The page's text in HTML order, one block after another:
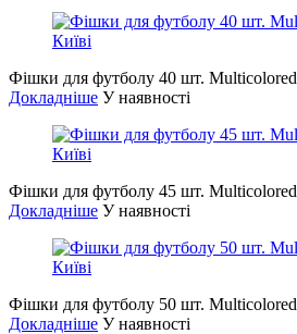
Фішки для футболу 40 шт. Multicolored
Докладніше У наявності
Фішки для футболу 45 шт. Multicolored
Докладніше У наявності
Фішки для футболу 50 шт. Multicolored
Докладніше У наявності